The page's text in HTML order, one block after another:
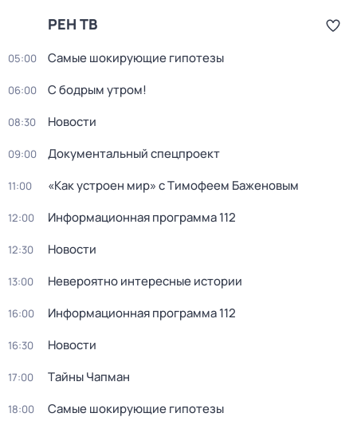
РЕН ТВ
05:00 Самые шoкиpующие гипотезы
06:00 С бодрым утром!
08:30 Новости
09:00 Докyментальный cпецпроект
11:00 «Как устроен мир» с Тимофеем Баженовым
12:00 Информационная программа 112
12:30 Новости
13:00 Невероятно интересные истории
16:00 Информационная программа 112
16:30 Новости
17:00 Тaйны Чапман
18:00 Самые шoкиpующие гипотезы